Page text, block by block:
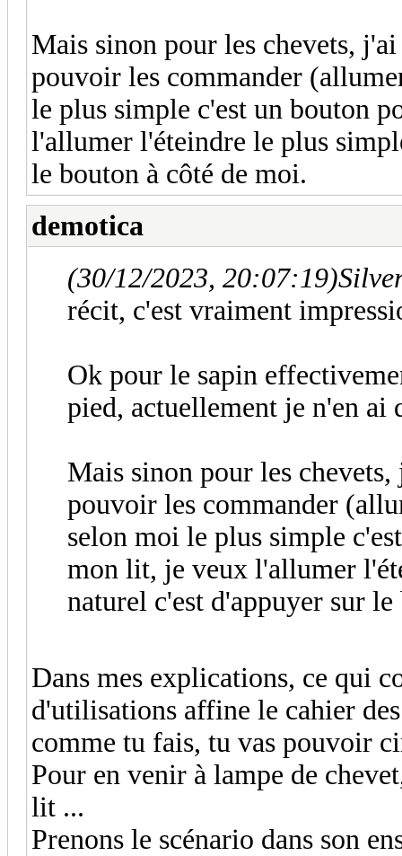
Mais sinon pour les chevets,
pouvoir les commander
le plus simple c'est un bouton
l'allumer l'éteindre le plus
le bouton à côté de moi.
demotica
(30/12/2023, 20:07:19)
récit, c'est vraiment
Ok pour le sapin
pied, actuellement je n'en ai
Mais sinon pour les
pouvoir les commander
selon moi le plus simple
mon lit, je veux l'allumer
naturel c'est d'appuyer sur
Dans mes explications, ce qui
d'utilisations affine le cahier
comme tu fais, tu vas pouvoir
Pour en venir à lampe de
lit ...
Prenons le scénario dans son